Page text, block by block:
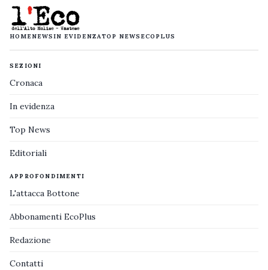
HOMENEWS IN EVIDENZATOP NEWS ECOPLUS
SEZIONI
Cronaca
In evidenza
Top News
Editoriali
APPROFONDIMENTI
L'attacca Bottone
Abbonamenti EcoPlus
Redazione
Contatti